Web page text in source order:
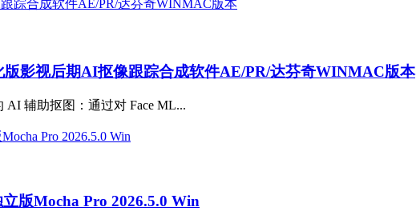
版影视后期AI抠像跟踪合成软件AE/PR/达芬奇WINMAC版本
AI 辅助抠图：通过对 Face ML...
版Mocha Pro 2026.5.0 Win